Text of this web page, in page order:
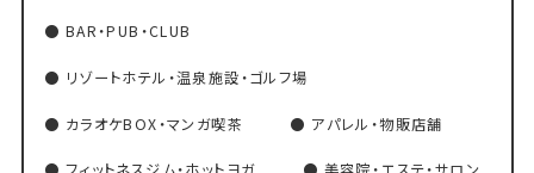
BAR・PUB・CLUB
リゾートホテル・温泉施設・ゴルフ場
カラオケBOX・マンガ喫茶 アパレル・物販店舗